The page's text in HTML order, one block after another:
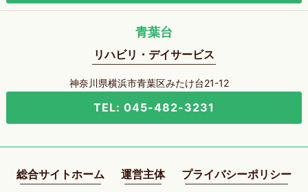
青葉台
リハビリ・デイサービス
神奈川県横浜市青葉区みたけ台21-12
TEL: 045-482-3231
総合サイトホーム 運営主体 プライバシーポリシー